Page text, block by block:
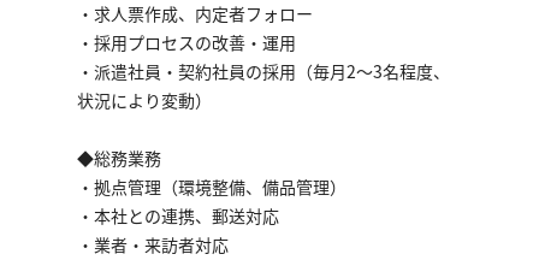
・求人票作成、内定者フォロー
・採用プロセスの改善・運用
・派遣社員・契約社員の採用（毎月2～3名程度、
状況により変動）
◆総務業務
・拠点管理（環境整備、備品管理）
・本社との連携、郵送対応
・業者・来訪者対応